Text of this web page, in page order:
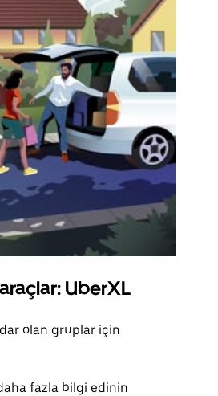
UberXL
olan gruplar için
fazla bilgi edinin